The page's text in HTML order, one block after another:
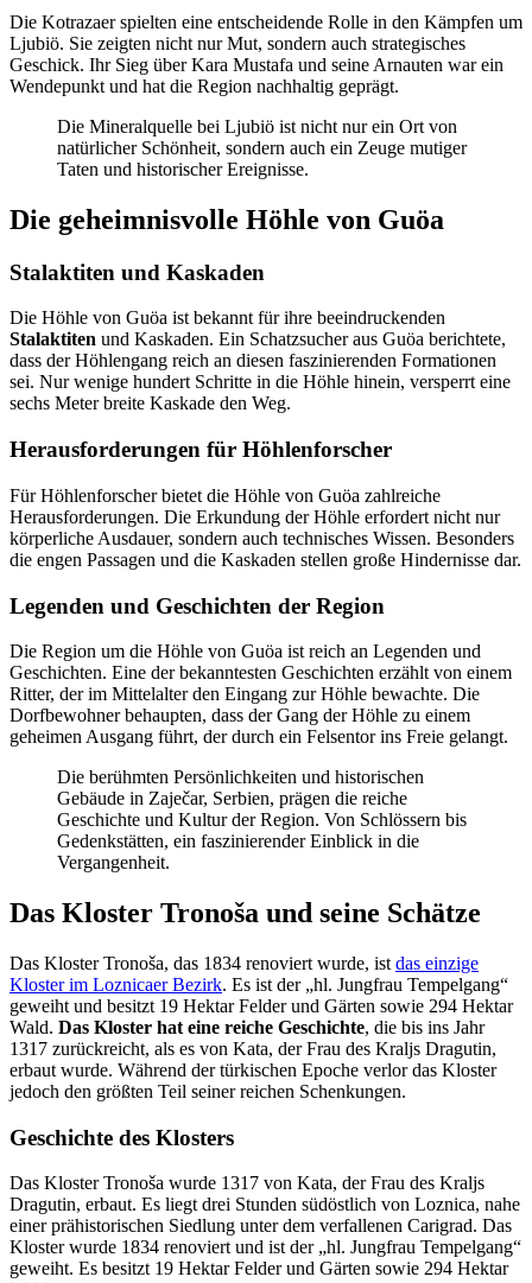
Die Kotrazaer spielten eine entscheidende Rolle in den Kämpfen um
Ljubiö. Sie zeigten nicht nur Mut, sondern auch strategisches
Geschick. Ihr Sieg über Kara Mustafa und seine Arnauten war ein
Wendepunkt und hat die Region nachhaltig geprägt.
Die Mineralquelle bei Ljubiö ist nicht nur ein Ort von
natürlicher Schönheit, sondern auch ein Zeuge mutiger
Taten und historischer Ereignisse.
Die geheimnisvolle Höhle von Guöa
Stalaktiten und Kaskaden
Die Höhle von Guöa ist bekannt für ihre beeindruckenden
Stalaktiten und Kaskaden. Ein Schatzsucher aus Guöa berichtete,
dass der Höhlengang reich an diesen faszinierenden Formationen
sei. Nur wenige hundert Schritte in die Höhle hinein, versperrt eine
sechs Meter breite Kaskade den Weg.
Herausforderungen für Höhlenforscher
Für Höhlenforscher bietet die Höhle von Guöa zahlreiche
Herausforderungen. Die Erkundung der Höhle erfordert nicht nur
körperliche Ausdauer, sondern auch technisches Wissen. Besonders
die engen Passagen und die Kaskaden stellen große Hindernisse dar.
Legenden und Geschichten der Region
Die Region um die Höhle von Guöa ist reich an Legenden und
Geschichten. Eine der bekanntesten Geschichten erzählt von einem
Ritter, der im Mittelalter den Eingang zur Höhle bewachte. Die
Dorfbewohner behaupten, dass der Gang der Höhle zu einem
geheimen Ausgang führt, der durch ein Felsentor ins Freie gelangt.
Die berühmten Persönlichkeiten und historischen
Gebäude in Zaječar, Serbien, prägen die reiche
Geschichte und Kultur der Region. Von Schlössern bis
Gedenkstätten, ein faszinierender Einblick in die
Vergangenheit.
Das Kloster Tronoša und seine Schätze
Das Kloster Tronoša, das 1834 renoviert wurde, ist das einzige
Kloster im Loznicaer Bezirk. Es ist der „hl. Jungfrau Tempelgang“
geweiht und besitzt 19 Hektar Felder und Gärten sowie 294 Hektar
Wald. Das Kloster hat eine reiche Geschichte, die bis ins Jahr
1317 zurückreicht, als es von Kata, der Frau des Kraljs Dragutin,
erbaut wurde. Während der türkischen Epoche verlor das Kloster
jedoch den größten Teil seiner reichen Schenkungen.
Geschichte des Klosters
Das Kloster Tronoša wurde 1317 von Kata, der Frau des Kraljs
Dragutin, erbaut. Es liegt drei Stunden südöstlich von Loznica, nahe
einer prähistorischen Siedlung unter dem verfallenen Carigrad. Das
Kloster wurde 1834 renoviert und ist der „hl. Jungfrau Tempelgang“
geweiht. Es besitzt 19 Hektar Felder und Gärten sowie 294 Hektar